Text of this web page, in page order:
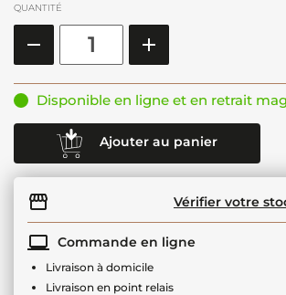
QUANTITÉ
Disponible en ligne et en retrait
Ajouter au panier
Vérifier votre
Commande en ligne
Livraison à domicile
Livraison en point relais